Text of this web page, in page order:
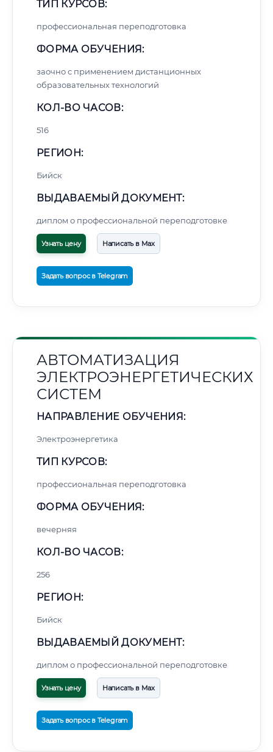
ТИП КУРСОВ:
профессиональная переподготовка
ФОРМА ОБУЧЕНИЯ:
заочно с применением дистанционных
образовательных технологий
КОЛ-ВО ЧАСОВ:
516
РЕГИОН:
Бийск
ВЫДАВАЕМЫЙ ДОКУМЕНТ:
диплом о профессиональной переподготовке
Узнать цену Написать в Max
Задать вопрос в Telegram
АВТОМАТИЗАЦИЯ
ЭЛЕКТРОЭНЕРГЕТИЧЕСКИХ
СИСТЕМ
НАПРАВЛЕНИЕ ОБУЧЕНИЯ:
Электроэнергетика
ТИП КУРСОВ:
профессиональная переподготовка
ФОРМА ОБУЧЕНИЯ:
вечерняя
КОЛ-ВО ЧАСОВ:
256
РЕГИОН:
Бийск
ВЫДАВАЕМЫЙ ДОКУМЕНТ:
диплом о профессиональной переподготовке
Узнать цену Написать в Max
Задать вопрос в Telegram